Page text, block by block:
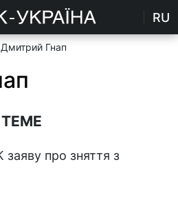
RU
Гнап
про зняття з